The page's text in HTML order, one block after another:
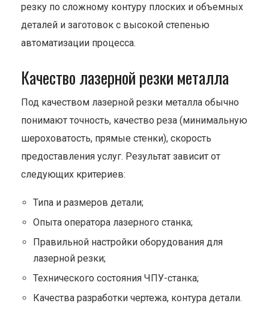
резку по сложному контуру плоских и объемных
деталей и заготовок с высокой степенью
автоматизации процесса.
Качество лазерной резки металла
Под качеством лазерной резки металла обычно
понимают точность, качество реза (минимальную
шероховатость, прямые стенки), скорость
предоставления услуг. Результат зависит от
следующих критериев:
Типа и размеров детали;
Опыта оператора лазерного станка;
Правильной настройки оборудования для
лазерной резки;
Технического состояния ЧПУ-станка;
Качества разработки чертежа, контура детали.